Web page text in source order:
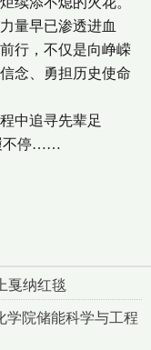
量早已渗透进血
行，不仅是向峥嵘
念、勇担历史使命
中追寻先辈足
不停……
戛纳红毯
院储能科学与工程